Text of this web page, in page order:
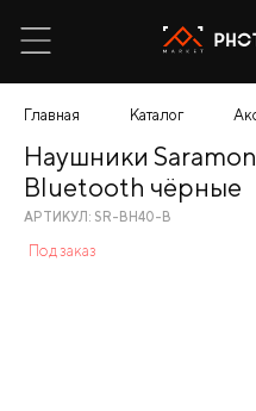
Главная Каталог
Наушники
Bluetooth чёрные
АРТИКУЛ: SR-BH40-B
Под заказ